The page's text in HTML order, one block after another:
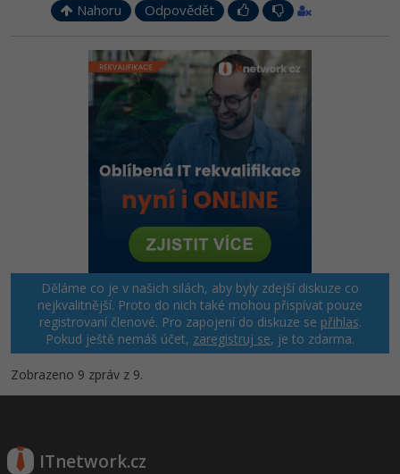
Nahoru Odpovědět
Děláme co je v našich silách, aby byly zdejší diskuze co
nejkvalitnější. Proto do nich také mohou přispívat pouze
registrovaní členové. Pro zapojení do diskuze se přihlas.
Pokud ještě nemáš účet, zaregistruj se, je to zdarma.
Zobrazeno 9 zpráv z 9.
ITnetwork.cz